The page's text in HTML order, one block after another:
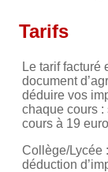
Tarifs
Le tarif facturé
document
déduire vos
chaque cours :
cours à 19
Collège/Lycée
déduction